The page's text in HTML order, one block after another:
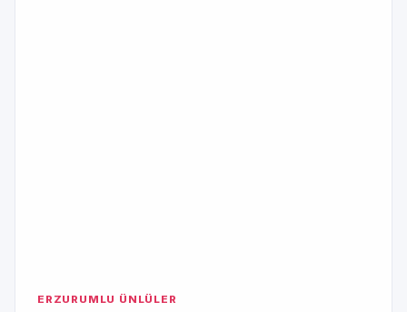
ERZURUMLU ÜNLÜLER